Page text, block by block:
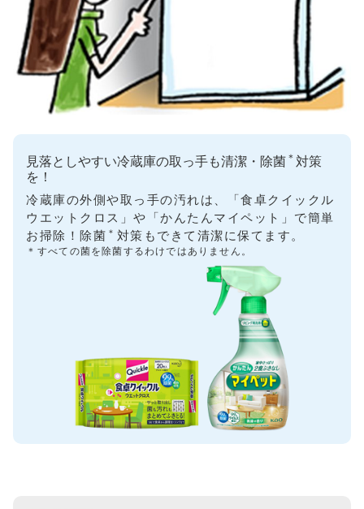
見落としやすい冷蔵庫の取っ手も清潔・除菌 ＊ 対策
を！
冷蔵庫の外側や取っ手の汚れは、「食卓クイックル
ウエットクロス」や「かんたんマイペット」で簡単
お掃除！除菌 ＊ 対策もできて清潔に保てます。
＊ すべての菌を除菌するわけではありません。